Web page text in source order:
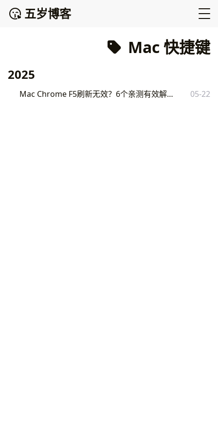
五岁博客
Mac 快捷键
2025
Mac Chrome F5刷新无效？6个亲测有效解决方法 05-22